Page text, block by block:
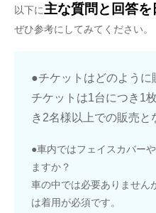
以下に主な質問と回答
ぜひ参考にしてみてください。
●チケットはどのように
チケットは1台につき1
き2名様以上での販売と
●車内ではフェイスカバー
ますか？
車の中では必要ありません
は着用が必須です。